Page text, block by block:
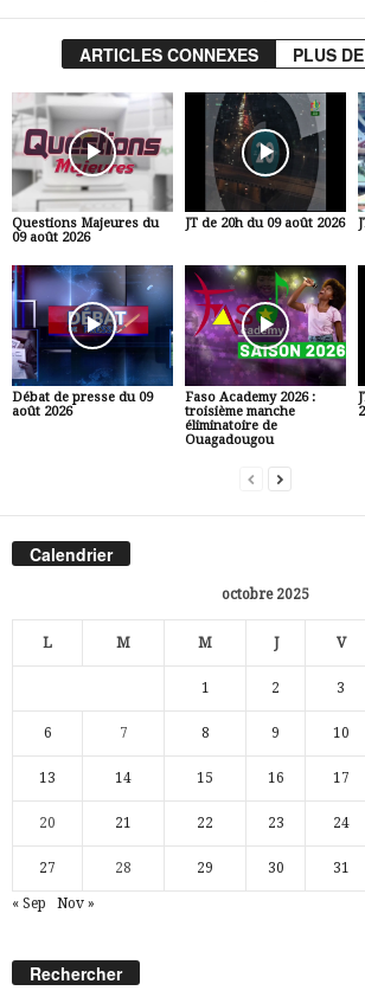
ARTICLES CONNEXES PLUS
Questions Majeures du
09 août 2026
JT de 20h du 09 août 2026
Débat de presse du 09
août 2026
Faso Academy 2026 :
troisième manche
éliminatoire de
Ouagadougou
Calendrier
octobre 2025
L M M J V
1 2 3
6 7 8 9 10
13 14 15 16 17
20 21 22 23 24
27 28 29 30 31
« Sep Nov »
Rechercher